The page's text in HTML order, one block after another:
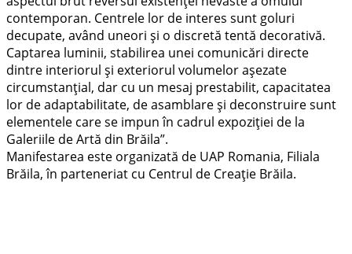
contemporan. Centrele lor de interes sunt goluri
decupate, având uneori și o discretă tentă decorativă.
Captarea luminii, stabilirea unei comunicări directe
dintre interiorul și exteriorul volumelor așezate
circumstanțial, dar cu un mesaj prestabilit, capacitatea
lor de adaptabilitate, de asamblare și deconstruire sunt
elementele care se impun în cadrul expoziției de la
Galeriile de Artă din Brăila”.
Manifestarea este organizată de UAP Romania, Filiala
Brăila, în parteneriat cu Centrul de Creație Brăila.